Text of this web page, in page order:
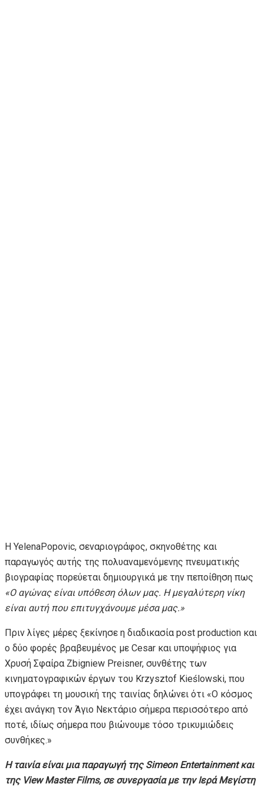
Η YelenaPopovic, σεναριογράφος, σκηνοθέτης και
παραγωγός αυτής της πολυαναμενόμενης πνευματικής
βιογραφίας πορεύεται δημιουργικά με την πεποίθηση πως
«Ο αγώνας είναι υπόθεση όλων μας. Η μεγαλύτερη νίκη
είναι αυτή που επιτυγχάνουμε μέσα μας.»
Πριν λίγες μέρες ξεκίνησε η διαδικασία post production και
ο δύο φορές βραβευμένος με Cesar και υποψήφιος για
Χρυσή Σφαίρα Zbigniew Preisner, συνθέτης των
κινηματογραφικών έργων του Krzysztof Kieślowski, που
υπογράφει τη μουσική της ταινίας δηλώνει ότι «Ο κόσμος
έχει ανάγκη τον Άγιο Νεκτάριο σήμερα περισσότερο από
ποτέ, ιδίως σήμερα που βιώνουμε τόσο τρικυμιώδεις
συνθήκες.»
Η ταινία είναι μια παραγωγή της Simeon Entertainment και
της ViewMasterFilms, σε συνεργασία με την Ιερά Μεγίστη